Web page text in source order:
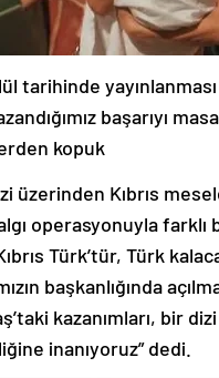
başarıyı
kopuk
operasyonuyla
Türk’tür, Türk
başkanlığında
kazanımları, bir
inanıyoruz” dedi.